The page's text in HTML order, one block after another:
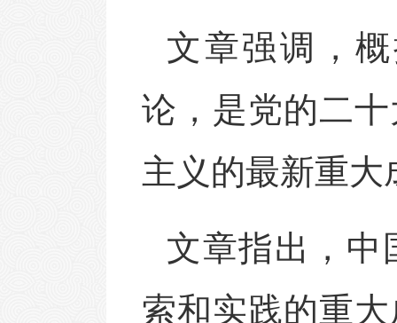
文章强调，
论，是党的二
主义的最新重大
文章指出，中
索和实践的重